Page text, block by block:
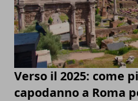
Verso il 2025: come
capodanno a Roma